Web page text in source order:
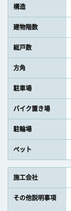
構造
建物階数
総戸数
方角
駐車場
バイク置き場
駐輪場
ペット
施工会社
その他説明事項